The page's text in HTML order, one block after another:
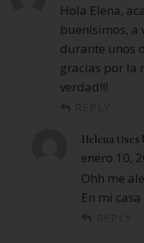
Hola Elena,
buenísimos, a
durante unos
gracias por la
verdad!!!
REPLY
Helena Oses
enero 10,
Ohh me
En mi
REPLY